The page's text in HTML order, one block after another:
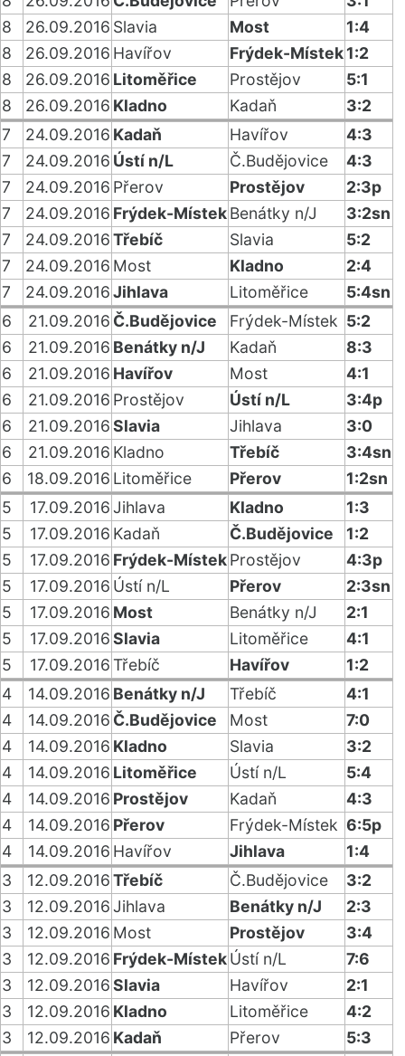
8
26.09.2016 Slavia Most
1:4
8
26.09.2016 Havířov Frýdek-Místek1:2
8
26.09.2016 Litoměřice Prostějov
5:1
8
26.09.2016 Kladno Kadaň
3:2
7
24.09.2016 Kadaň Havířov
4:3
7
24.09.2016 Ústí n/L Č.Budějovice
4:3
7
24.09.2016 Přerov Prostějov
2:3p
7
24.09.2016 Frýdek-MístekBenátky n/J
3:2sn
7
24.09.2016Třebíč Slavia
5:2
7
24.09.2016 Most Kladno
2:4
7
24.09.2016Jihlava Litoměřice
5:4sn
6
21.09.2016 Č.Budějovice Frýdek-Místek 5:2
6
21.09.2016 Benátky n/J Kadaň
8:3
6
21.09.2016 Havířov Most
4:1
6
21.09.2016 Prostějov Ústí n/L
3:4p
6
21.09.2016Slavia Jihlava
3:0
6
21.09.2016 Kladno Třebíč
3:4sn
6
18.09.2016 Litoměřice Přerov
1:2sn
5
17.09.2016Jihlava Kladno
1:3
5
17.09.2016 Kadaň Č.Budějovice
1:2
5
17.09.2016 Frýdek-MístekProstějov
4:3p
5
17.09.2016 Ústí n/L Přerov
2:3sn
5
17.09.2016 Most Benátky n/J
2:1
5
17.09.2016Slavia Litoměřice
4:1
5
17.09.2016Třebíč Havířov
1:2
4
14.09.2016 Benátky n/J Třebíč
4:1
4
14.09.2016 Č.Budějovice Most
7:0
4
14.09.2016 Kladno Slavia
3:2
4
14.09.2016 Litoměřice Ústí n/L
5:4
4
14.09.2016 Prostějov Kadaň
4:3
4
14.09.2016 Přerov Frýdek-Místek 6:5p
4
14.09.2016 Havířov Jihlava
1:4
3
12.09.2016Třebíč Č.Budějovice
3:2
3
12.09.2016Jihlava Benátky n/J
2:3
3
12.09.2016 Most Prostějov
3:4
3
12.09.2016 Frýdek-MístekÚstí n/L
7:6
3
12.09.2016Slavia Havířov
2:1
3
12.09.2016 Kladno Litoměřice
4:2
3
12.09.2016 Kadaň Přerov
5:3